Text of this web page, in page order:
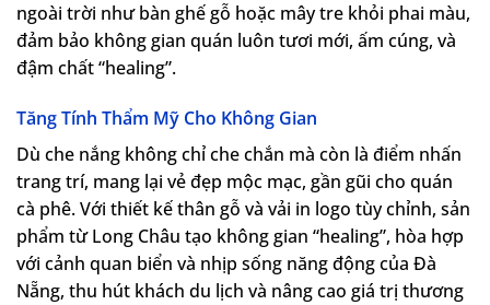
ngoài trời như bàn ghế gỗ hoặc mây tre khỏi phai màu,
đảm bảo không gian quán luôn tươi mới, ấm cúng, và
đậm chất “healing”.
Tăng Tính Thẩm Mỹ Cho Không Gian
Dù che nắng không chỉ che chắn mà còn là điểm nhấn
trang trí, mang lại vẻ đẹp mộc mạc, gần gũi cho quán
cà phê. Với thiết kế thân gỗ và vải in logo tùy chỉnh, sản
phẩm từ Long Châu tạo không gian “healing”, hòa hợp
với cảnh quan biển và nhịp sống năng động của Đà
Nẵng, thu hút khách du lịch và nâng cao giá trị thương